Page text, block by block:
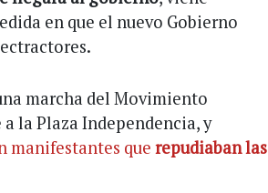
en que el nuevo Gobierno
marcha del Movimiento
la Plaza Independencia, y
manifestantes que repudiaban las